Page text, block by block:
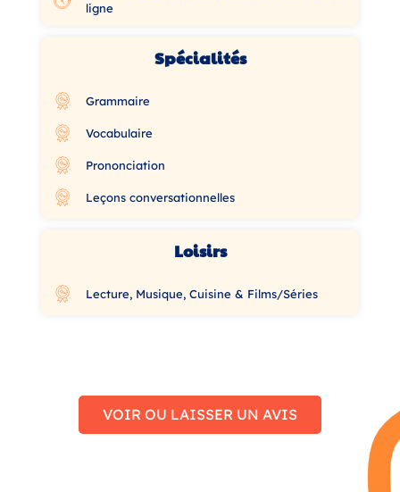
ligne
Spécialités
Grammaire
Vocabulaire
Prononciation
Leçons conversationnelles
Loisirs
Lecture, Musique, Cuisine & Films/Séries
VOIR OU LAISSER UN AVIS